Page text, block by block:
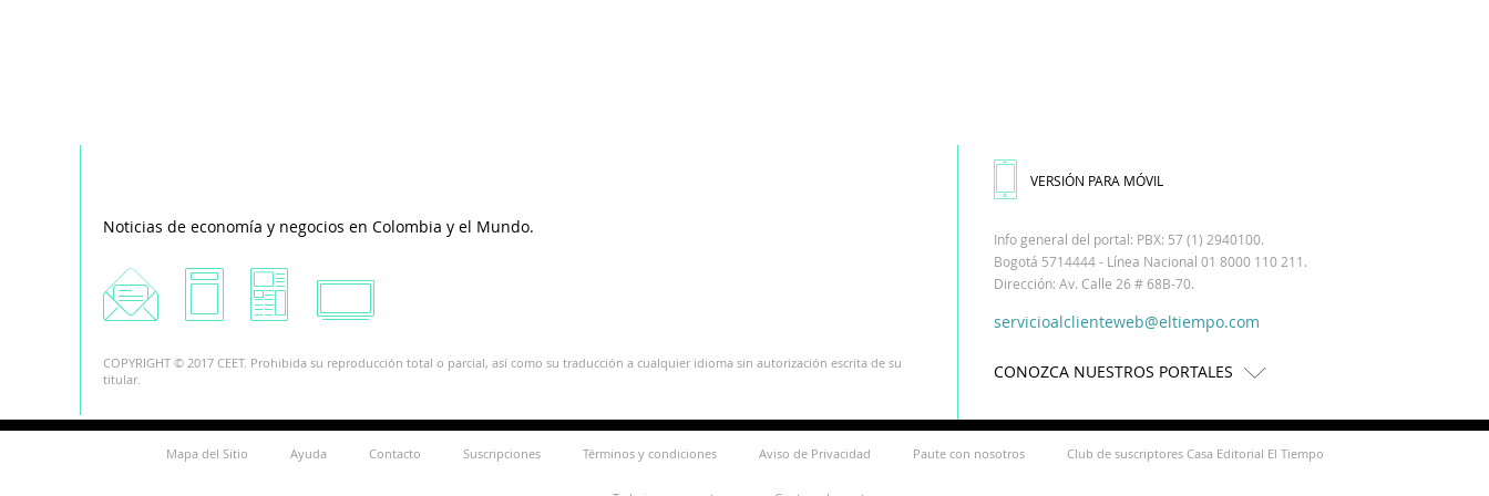
Noticias de economía y negocios en Colombia y el Mundo.
COPYRIGHT © 2017 CEET. Prohibida su reproducción total o parcial, así como su traducción a cualquier idioma sin autorización escrita de su
titular.
VERSIÓN PARA MÓVIL
Info general del portal: PBX: 57 (1) 2940100.
Bogotá 5714444 - Línea Nacional 01 8000 110 211.
Dirección: Av. Calle 26 # 68B-70.
servicioalclienteweb@eltiempo.com
CONOZCA NUESTROS PORTALES
Mapa del Sitio Ayuda Contacto Suscripciones Términos y condiciones Aviso de Privacidad Paute con nosotros Club de suscriptores Casa Editorial El Tiempo